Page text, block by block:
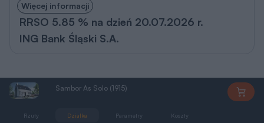
Więcej informacji
RRSO 5.85 % na dzień 20.07.2026 r.
ING Bank Śląski S.A.
Sambor As Solo (1915)
Rzuty Działka Parametry Koszty